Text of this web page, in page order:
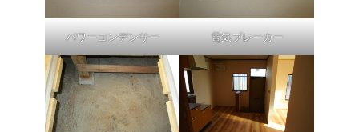
パワーコンデンサー 電気ブレーカー